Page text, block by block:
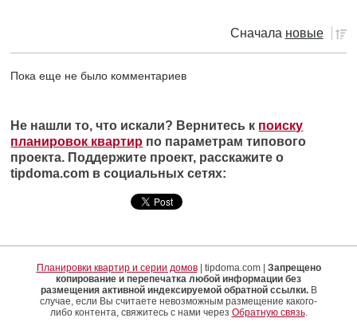
Сначала новые
Пока еще не было комментариев
Не нашли то, что искали? Вернитесь к поиску
планировок квартир по параметрам типового
проекта. Поддержите проект, расскажите о
tipdoma.com в социальных сетях:
Планировки квартир и серии домов| tipdoma.com | Запрещено
копирование и перепечатка любой информации без
размещения активной индексируемой обратной ссылки.В
случае, если Вы считаете невозможным размещение какого-
либо контента, свяжитесь с нами через Обратную связь.